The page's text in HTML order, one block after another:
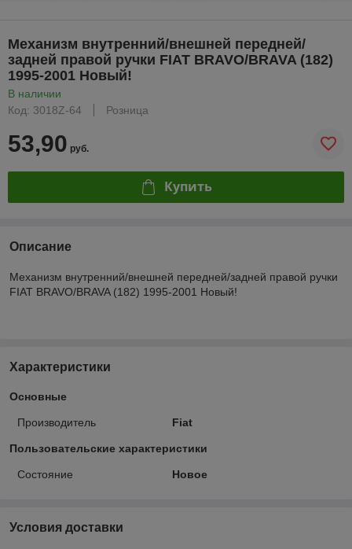
Механизм внутренний/внешней передней/
задней правой ручки FIAT BRAVO/BRAVA (182)
1995-2001 Новый!
В наличии
Код: 3018Z-64
Розница
53,90 руб.
Купить
Описание
Механизм внутренний/внешней передней/задней правой ручки
FIAT BRAVO/BRAVA (182) 1995-2001 Новый!
Характеристики
Основные
Производитель Fiat
Пользовательские характеристики
Состояние Новое
Условия доставки